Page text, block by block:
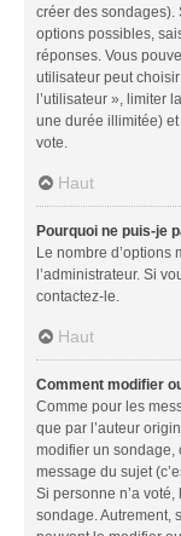
créer des sondages).
options possibles,
réponses. Vous
utilisateur peut
l’utilisateur », limiter
une durée illimitée)
vote.
Haut
Pourquoi ne puis-je
Le nombre d’options
l’administrateur. Si
contactez-le.
Haut
Comment modifier
Comme pour les
que par l’auteur
modifier un sondage,
message du sujet
Si personne n’a
sondage. Autrement,